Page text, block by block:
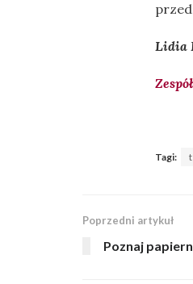
Lidia
Tagi:
Poprzedni artykuł
Poznaj